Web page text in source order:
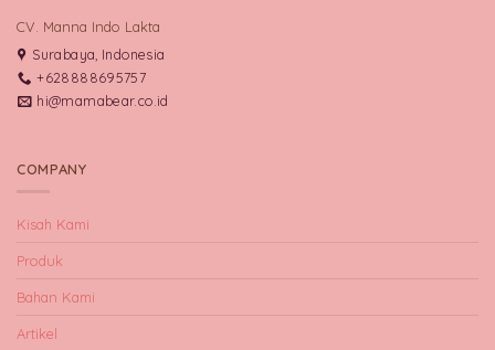
CV. Manna Indo Lakta
Surabaya, Indonesia
+628888695757
hi@mamabear.co.id
COMPANY
Kisah Kami
Produk
Bahan Kami
Artikel